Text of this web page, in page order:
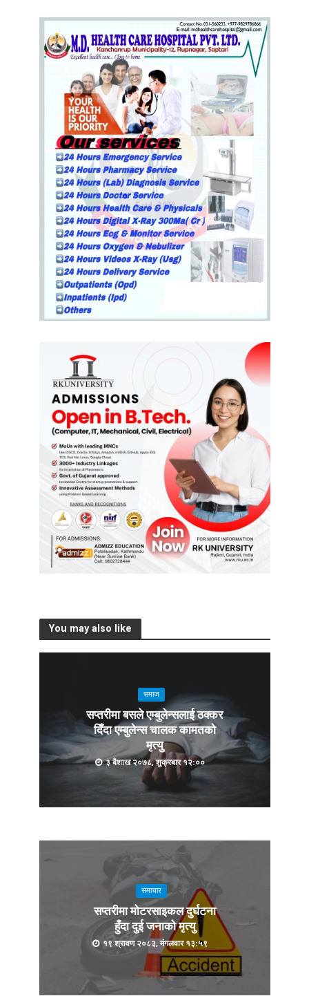
You may also like
समाज
सप्तरीमा बसले एम्बुलेन्सलाई ठक्कर
दिँदा एम्बुलेन्स चालक कामतको
मृत्यु
३ बैशाख २०७८, शुक्रबार १२:००
समाचार
सप्तरीमा मोटरसाइकल दुर्घटना
हुँदा दुई जनाको मृत्यु
१९ श्रावण २०८३, मंगलवार १३:५९